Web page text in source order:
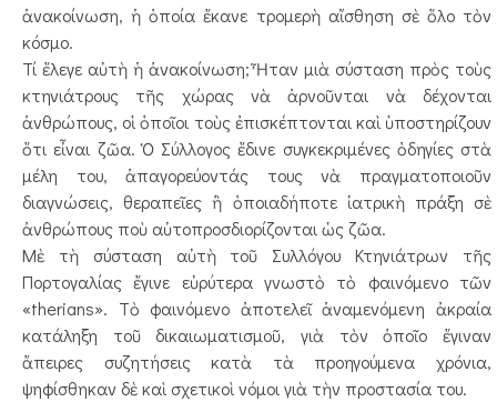
ἀνακοίνωση, ἡ ὁποία ἔκανε τρομερὴ αἴσθηση σὲ ὅλο τὸν
κόσμο.
Τί ἔλεγε αὐτὴ ἡ ἀνακοίνωση; Ἦταν μιὰ σύσταση πρὸς τοὺς
κτηνιάτρους τῆς χώρας νὰ ἀρνοῦνται νὰ δέχονται
ἀνθρώπους, οἱ ὁποῖοι τοὺς ἐπισκέπτονται καὶ ὑποστηρίζουν
ὅτι εἶναι ζῶα. Ὁ Σύλλογος ἔδινε συγκεκριμένες ὁδηγίες στὰ
μέλη του, ἀπαγορεύοντάς τους νὰ πρα­γματοποιοῦν
διαγνώσεις, θεραπεῖες ἢ ὁποιαδήποτε ἰατρικὴ πράξη σὲ
ἀνθρώπους ποὺ αὐτοπροσδιορίζονται ὡς ζῶα.
Μὲ τὴ σύσταση αὐτὴ τοῦ Συλλόγου Κτηνιάτρων τῆς
Πορτογαλίας ἔγινε εὐρύτερα γνωστὸ τὸ φαινόμενο τῶν
«therians». Τὸ φαινόμενο ἀποτελεῖ ἀναμενόμενη ἀκραία
κατάληξη τοῦ δικαιωματισμοῦ, γιὰ τὸν ὁποῖο ἔγιναν
ἄπειρες συζητήσεις κατὰ τὰ προηγούμενα χρόνια,
ψηφίσθηκαν δὲ καὶ σχετικοὶ νόμοι γιὰ τὴν προστασία του.